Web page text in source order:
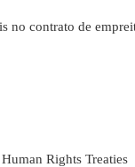
no contrato de
Rights Treaties